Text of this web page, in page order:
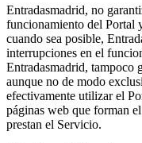
Entradasmadrid, no
funcionamiento del Portal
cuando sea posible,
interrupciones en el
Entradasmadrid, tampoco
aunque no de modo
efectivamente utilizar el
páginas web que forman
prestan el Servicio.